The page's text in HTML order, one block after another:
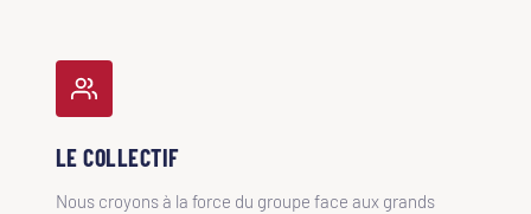
LE COLLECTIF
Nous croyons à la force du groupe face aux grands